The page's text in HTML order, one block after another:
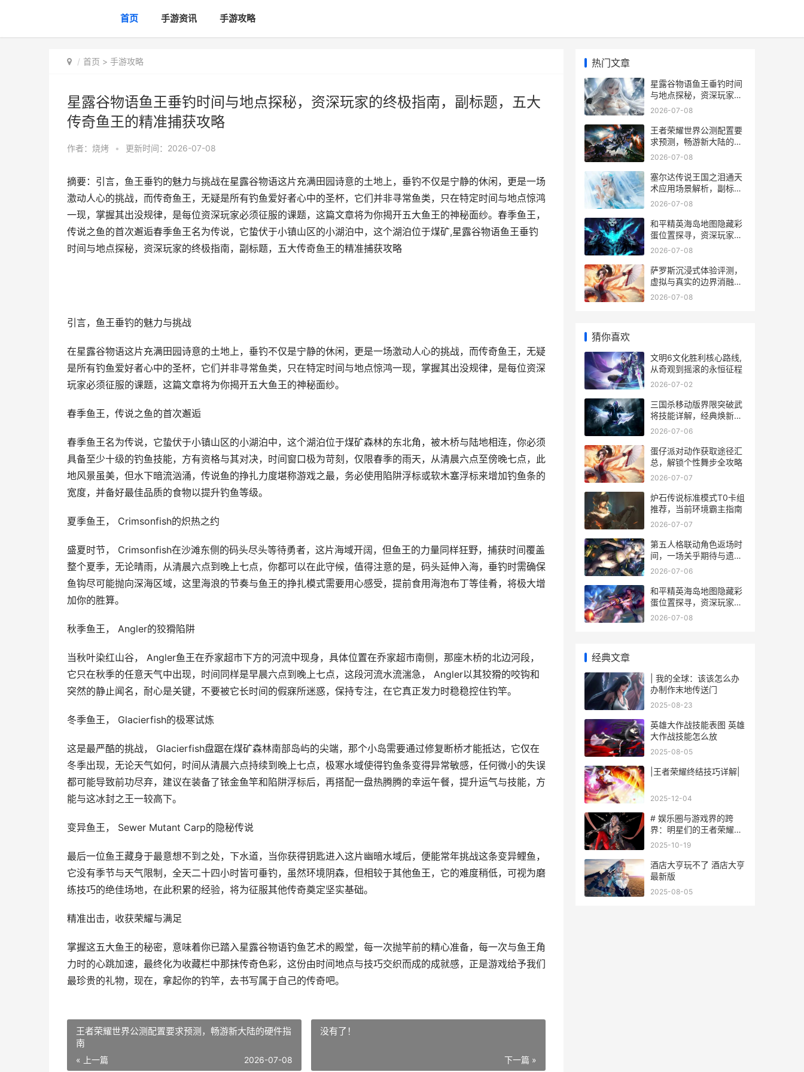
首页 手游资讯 手游攻略
首页 > 手游攻略
星露谷物语鱼王垂钓时间与地点探秘，资深玩家的终极指南，副标题，五大
传奇鱼王的精准捕获攻略
作者： 烧烤 • 更新时间：2026-07-08
摘要：引言，鱼王垂钓的魅力与挑战在星露谷物语这片充满田园诗意的土地上，垂钓不仅是宁静的休闲，更是一场
激动人心的挑战，而传奇鱼王，无疑是所有钓鱼爱好者心中的圣杯，它们并非寻常鱼类，只在特定时间与地点惊鸿
一现，掌握其出没规律，是每位资深玩家必须征服的课题，这篇文章将为你揭开五大鱼王的神秘面纱。春季鱼王，
传说之鱼的首次邂逅春季鱼王名为传说，它蛰伏于小镇山区的小湖泊中，这个湖泊位于煤矿,星露谷物语鱼王垂钓
时间与地点探秘，资深玩家的终极指南，副标题，五大传奇鱼王的精准捕获攻略
引言，鱼王垂钓的魅力与挑战
在星露谷物语这片充满田园诗意的土地上，垂钓不仅是宁静的休闲，更是一场激动人心的挑战，而传奇鱼王，无疑
是所有钓鱼爱好者心中的圣杯，它们并非寻常鱼类，只在特定时间与地点惊鸿一现，掌握其出没规律，是每位资深
玩家必须征服的课题，这篇文章将为你揭开五大鱼王的神秘面纱。
春季鱼王，传说之鱼的首次邂逅
春季鱼王名为传说，它蛰伏于小镇山区的小湖泊中，这个湖泊位于煤矿森林的东北角，被木桥与陆地相连，你必须
具备至少十级的钓鱼技能，方有资格与其对决，时间窗口极为苛刻，仅限春季的雨天，从清晨六点至傍晚七点，此
地风景虽美，但水下暗流汹涌，传说鱼的挣扎力度堪称游戏之最，务必使用陷阱浮标或软木塞浮标来增加钓鱼条的
宽度，并备好最佳品质的食物以提升钓鱼等级。
夏季鱼王， Crimsonfish的炽热之约
盛夏时节， Crimsonfish在沙滩东侧的码头尽头等待勇者，这片海域开阔，但鱼王的力量同样狂野，捕获时间覆盖
整个夏季，无论晴雨，从清晨六点到晚上七点，你都可以在此守候，值得注意的是，码头延伸入海，垂钓时需确保
鱼钩尽可能抛向深海区域，这里海浪的节奏与鱼王的挣扎模式需要用心感受，提前食用海泡布丁等佳肴，将极大增
加你的胜算。
秋季鱼王， Angler的狡猾陷阱
当秋叶染红山谷， Angler鱼王在乔家超市下方的河流中现身，具体位置在乔家超市南侧，那座木桥的北边河段，
它只在秋季的任意天气中出现，时间同样是早晨六点到晚上七点，这段河流水流湍急， Angler以其狡猾的咬钩和
突然的静止闻名，耐心是关键，不要被它长时间的假寐所迷惑，保持专注，在它真正发力时稳稳控住钓竿。
冬季鱼王， Glacierfish的极寒试炼
这是最严酷的挑战， Glacierfish盘踞在煤矿森林南部岛屿的尖端，那个小岛需要通过修复断桥才能抵达，它仅在
冬季出现，无论天气如何，时间从清晨六点持续到晚上七点，极寒水域使得钓鱼条变得异常敏感，任何微小的失误
都可能导致前功尽弃，建议在装备了铱金鱼竿和陷阱浮标后，再搭配一盘热腾腾的幸运午餐，提升运气与技能，方
能与这冰封之王一较高下。
变异鱼王， Sewer Mutant Carp的隐秘传说
最后一位鱼王藏身于最意想不到之处，下水道，当你获得钥匙进入这片幽暗水域后，便能常年挑战这条变异鲤鱼，
它没有季节与天气限制，全天二十四小时皆可垂钓，虽然环境阴森，但相较于其他鱼王，它的难度稍低，可视为磨
练技巧的绝佳场地，在此积累的经验，将为征服其他传奇奠定坚实基础。
精准出击，收获荣耀与满足
掌握这五大鱼王的秘密，意味着你已踏入星露谷物语钓鱼艺术的殿堂，每一次抛竿前的精心准备，每一次与鱼王角
力时的心跳加速，最终化为收藏栏中那抹传奇色彩，这份由时间地点与技巧交织而成的成就感，正是游戏给予我们
最珍贵的礼物，现在，拿起你的钓竿，去书写属于自己的传奇吧。
王者荣耀世界公测配置要求预测，畅游新大陆的硬件指
南
« 上一篇 2026-07-08
没有了！
下一篇 »
热门文章
星露谷物语鱼王垂钓时间
与地点探秘，资深玩家的
终极指南，副标题，五大
2026-07-08
王者荣耀世界公测配置要
求预测，畅游新大陆的硬
件指南
2026-07-08
塞尔达传说王国之泪通天
术应用场景解析，副标
题，林克的穿墙破穹新哲
2026-07-08
和平精英海岛地图隐藏彩
蛋位置探寻，资深玩家的
秘密收集之旅
2026-07-08
萨罗斯沉浸式体验评测，
虚拟与真实的边界消融副
标题
2026-07-08
猜你喜欢
文明6文化胜利核心路线,
从奇观到摇滚的永恒征程
2026-07-02
三国杀移动版界限突破武
将技能详解，经典焕新策
略升级
2026-07-06
蛋仔派对动作获取途径汇
总，解锁个性舞步全攻略
2026-07-07
炉石传说标准模式T0卡组
推荐，当前环境霸主指南
2026-07-07
第五人格联动角色返场时
间，一场关乎期待与遗憾
的博弈
2026-07-06
和平精英海岛地图隐藏彩
蛋位置探寻，资深玩家的
秘密收集之旅
2026-07-08
经典文章
| 我的全球：该该怎么办
办制作末地传送门
2025-08-23
英雄大作战技能表图 英雄
大作战技能怎么放
2025-08-05
|王者荣耀终结技巧详解|
2025-12-04
# 娱乐圈与游戏界的跨
界：明星们的王者荣耀之
路
2025-10-19
酒店大亨玩不了 酒店大亨
最新版
2025-08-05